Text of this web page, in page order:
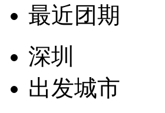
最近团期
深圳
出发城市